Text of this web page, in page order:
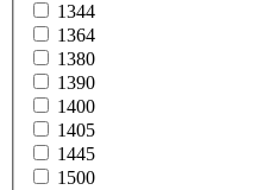
1344
1364
1380
1390
1400
1405
1445
1500